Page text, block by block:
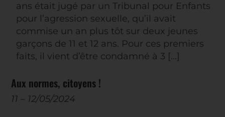
ans était jugé par un Tribunal pour Enfants
pour l’agression sexuelle, qu’il avait
commise un an plus tôt sur deux jeunes
garçons de 11 et 12 ans. Pour ces premiers
faits, il vient d’être condamné à 3 […]
Aux normes, citoyens !
11 12/05/2024